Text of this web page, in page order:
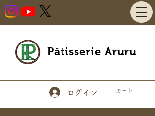
Pâtisserie Aruru
ログイン カート